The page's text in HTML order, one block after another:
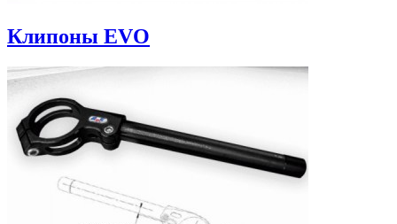
Клипоны EVO